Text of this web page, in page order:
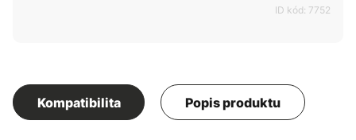
ID kód: 7752
Kompatibilita Popis produktu